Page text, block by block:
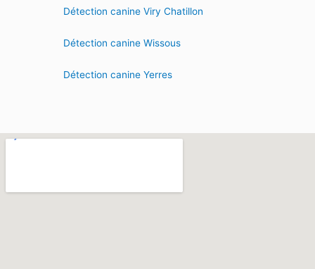
Détection canine Viry Chatillon
Détection canine Wissous
Détection canine Yerres